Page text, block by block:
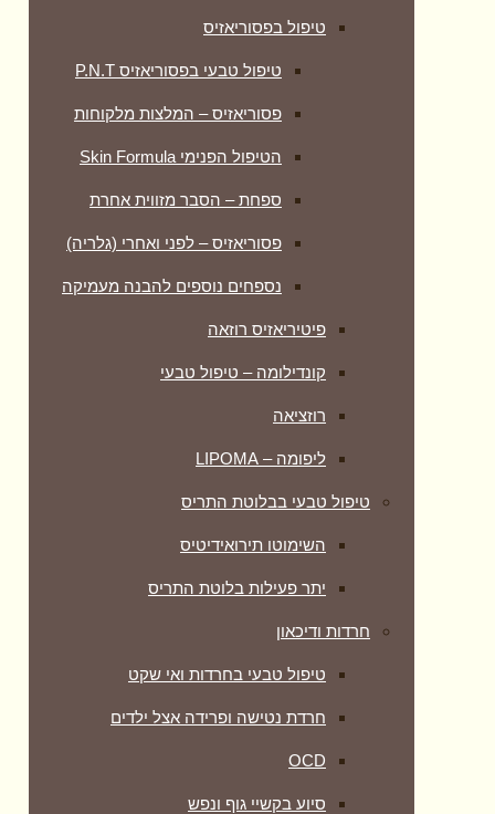
טיפול בפסוריאזיס
טיפול טבעי בפסוריאזיס P.N.T
פסוריאזיס – המלצות מלקוחות
הטיפול הפנימי Skin Formula
ספחת – הסבר מזווית אחרת
פסוריאזיס – לפני ואחרי (גלריה)
נספחים נוספים להבנה מעמיקה
פיטיריאזיס רוזאה
קונדילומה – טיפול טבעי
רוזציאה
ליפומה – LIPOMA
טיפול טבעי בבלוטת התריס
השימוטו תירואידיטיס
יתר פעילות בלוטת התריס
חרדות ודיכאון
טיפול טבעי בחרדות ואי שקט
חרדת נטישה ופרידה אצל ילדים
OCD
סיוע בקשיי גוף ונפש